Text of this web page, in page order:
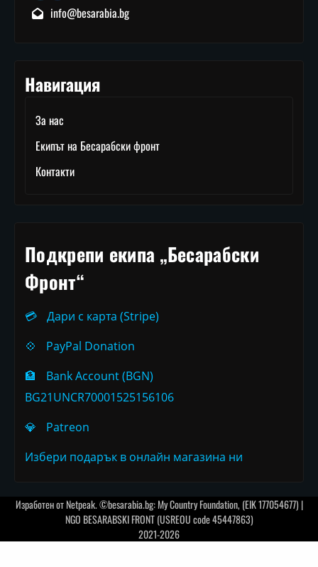
info@besarabia.bg
Навигация
За нас
Екипът на Бесарабски фронт
Контакти
Подкрепи екипа „Бесарабски
Фронт“
💳
Дари с карта (Stripe)
💠
PayPal Donation
🏦
Bank Account (BGN)
BG21UNCR70001525156106
💎
Patreon
Избери подарък в онлайн магазина ни
Изработен отNetpeak. ©besarabia.bg: My Country Foundation, (EIK 177054677) |
NGO BESARABSKI FRONT (USREOU code 45447863)
2021-2026